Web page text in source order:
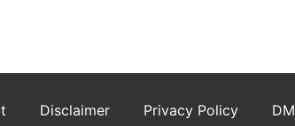
Disclaimer Privacy Policy